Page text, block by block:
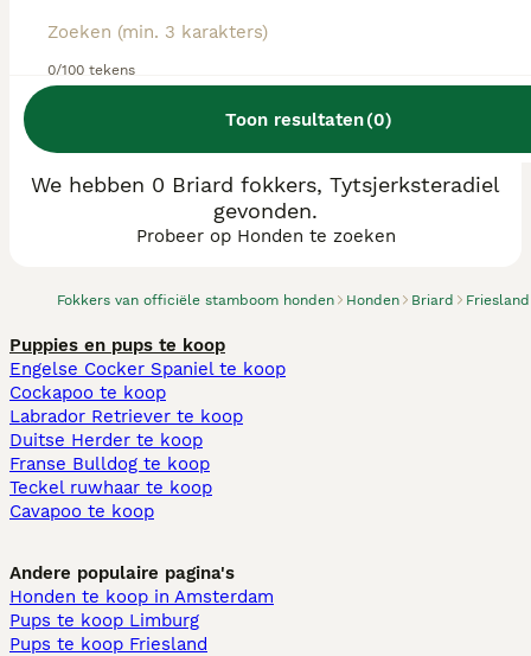
0/100 tekens
Toon resultaten(0)
Fokkers van officiële stamboom honden Honden Briard Friesland
We hebben 0 Briard fokkers, Tytsjerksteradiel
gevonden.
Probeer op Honden te zoeken
Puppies en pups te koop
Engelse Cocker Spaniel te koop
Cockapoo te koop
Labrador Retriever te koop
Duitse Herder te koop
Franse Bulldog te koop
Teckel ruwhaar te koop
Cavapoo te koop
Andere populaire pagina's
Honden te koop in Amsterdam
Pups te koop Limburg​
Pups te koop Friesland​